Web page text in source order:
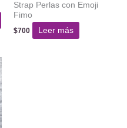
Strap Perlas con Emoji
Fimo
$700 Leer más